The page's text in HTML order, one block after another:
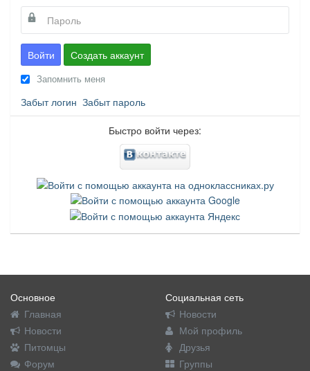
Войти Создать аккаунт
Запомнить меня
Забыт логин Забыт пароль
Быстро войти через:
Основное
Главная
Новости
Питомцы
Форум
Социальная сеть
Новости
Мой профиль
Друзья
Группы